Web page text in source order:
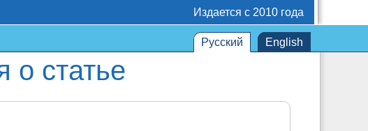
Издается с 2010 года
Русский English
статье